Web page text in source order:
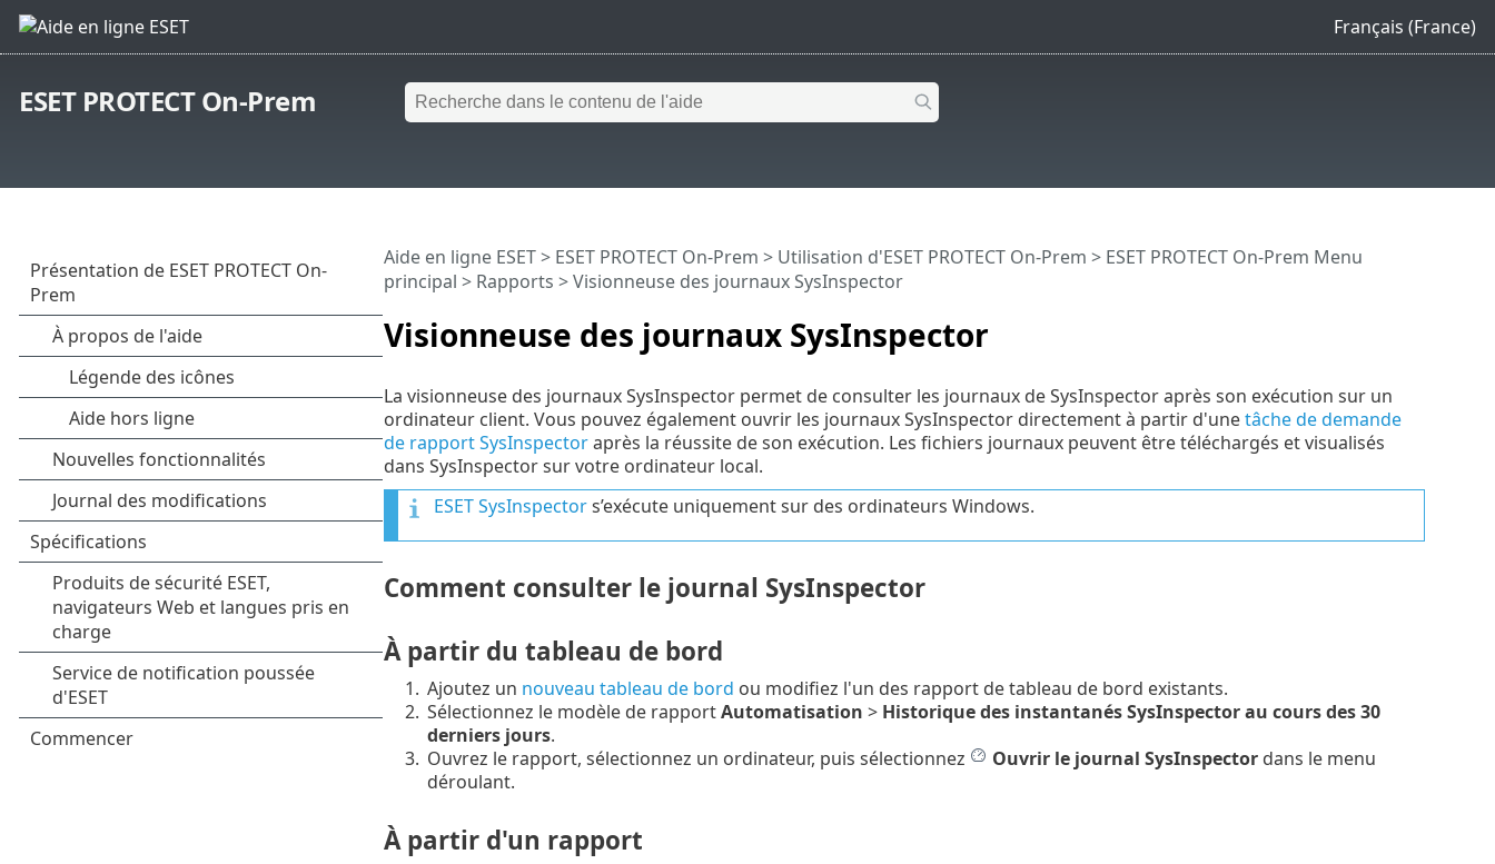
Français (France)
ESET PROTECT On-Prem
Visionneuse des journaux SysInspector
Aide en ligne ESET> ESET PROTECT On-Prem > Utilisation d'ESET PROTECT On-Prem > ESET PROTECT On-Prem Menu
principal > Rapports > Visionneuse des journaux SysInspector
La visionneuse des journaux SysInspector permet de consulter les journaux de SysInspector après son exécution sur un
ordinateur client. Vous pouvez également ouvrir les journaux SysInspector directement à partir d'unetâche de demande
de rapport SysInspectoraprès la réussite de son exécution. Les fichiers journaux peuvent être téléchargés et visualisés
dans SysInspector sur votre ordinateur local.
ESET SysInspectors’exécute uniquement sur des ordinateurs Windows.
Comment consulter le journal SysInspector
À partir du tableau de bord
1. Ajoutez un nouveau tableau de bord ou modifiez l'un des rapport de tableau de bord existants.
2. Sélectionnez le modèle de rapportAutomatisation > Historique des instantanés SysInspector au cours des 30
derniers jours.
3. Ouvrez le rapport, sélectionnez un ordinateur, puis sélectionnez Ouvrir le journal SysInspectordans le menu
déroulant.
À partir d'un rapport